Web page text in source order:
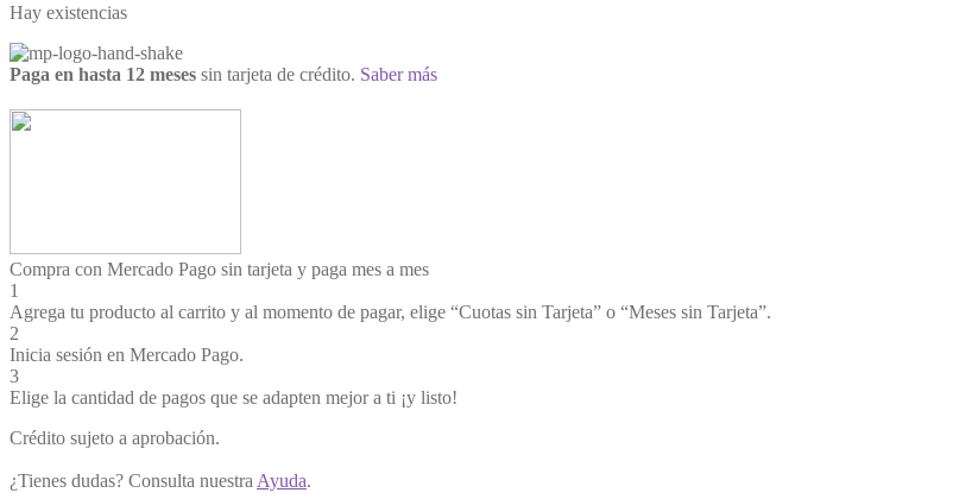
Hay existencias
Paga en hasta 12 meses sin tarjeta de crédito. Saber más
Compra con Mercado Pago sin tarjeta y paga mes a mes
1
Agrega tu producto al carrito y al momento de pagar, elige “Cuotas sin Tarjeta” o “Meses sin Tarjeta”.
2
Inicia sesión en Mercado Pago.
3
Elige la cantidad de pagos que se adapten mejor a ti ¡y listo!
Crédito sujeto a aprobación.
¿Tienes dudas? Consulta nuestra Ayuda.